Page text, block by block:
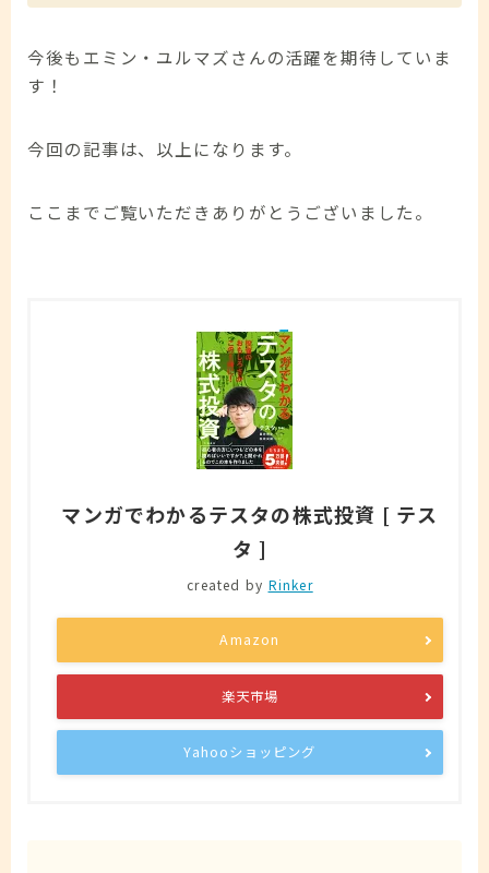
今後もエミン・ユルマズさんの活躍を期待していま
す！
今回の記事は、以上になります。
ここまでご覧いただきありがとうございました。
マンガでわかるテスタの株式投資 [ テス
タ ]
created by Rinker
Amazon
楽天市場
Yahooショッピング